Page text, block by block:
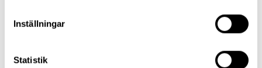
Inställningar
Statistik
30 May, 2025